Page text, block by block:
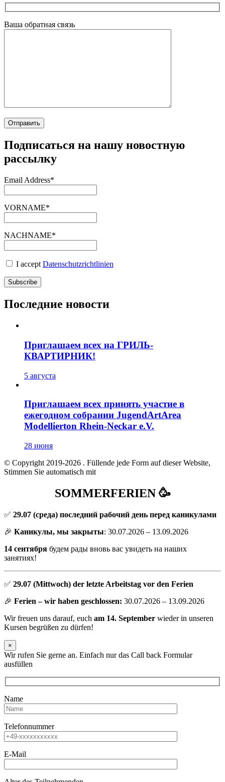
Ваша обратная связь
Подписаться на нашу новостную
рассылку
Email Address*
VORNAME*
NACHNAME*
I accept Datenschutzrichtlinien
Последние новости
Приглашаем всех на ГРИЛЬ-
КВАРТИРНИК!
5 августа
Приглашаем всех принять участие в
ежегодном собрании JugendArtArea
Modellierton Rhein-Neckar e.V.
28 июня
© Copyright 2019-2026 . Füllende jede Form auf dieser Website,
Stimmen Sie automatisch mit
SOMMERFERIEN 🥳
✅ 29.07 (среда) последний рабочий день перед каникулами
🎉 Каникулы, мы закрыты: 30.07.2026 – 13.09.2026
14 сентября будем рады вновь вас увидеть на наших
занятиях!
✅ 29.07 (Mittwoch) der letzte Arbeitstag vor den Ferien
🎉 Ferien – wir haben geschlossen: 30.07.2026 – 13.09.2026
Wir freuen uns darauf, euch am 14. September wieder in unseren
Kursen begrüßen zu dürfen!
×
Wir rufen Sie gerne an. Einfach nur das Call back Formular
ausfüllen
Name
Telefonnummer
E-Mail